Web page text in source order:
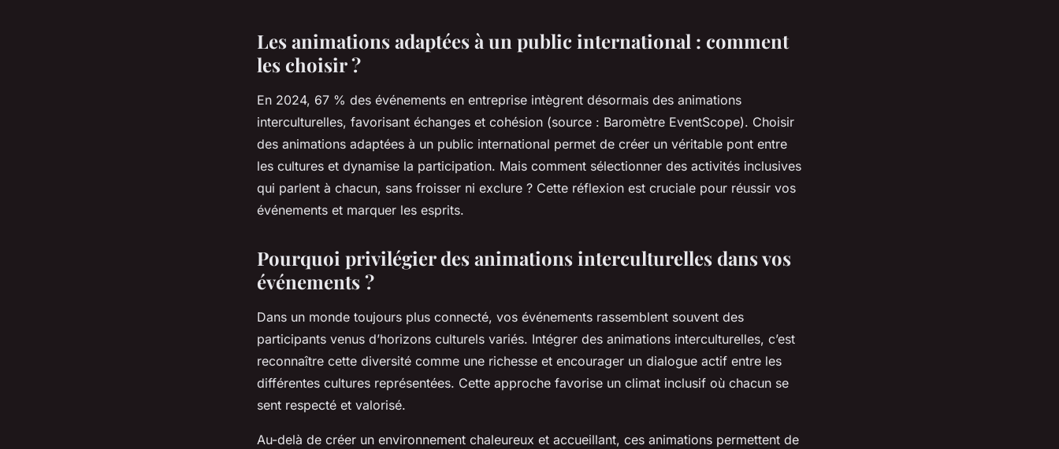
Les animations adaptées à un public international : comment
les choisir ?
En 2024, 67 % des événements en entreprise intègrent désormais des animations
interculturelles, favorisant échanges et cohésion (source : Baromètre EventScope). Choisir
des animations adaptées à un public international permet de créer un véritable pont entre
les cultures et dynamise la participation. Mais comment sélectionner des activités inclusives
qui parlent à chacun, sans froisser ni exclure ? Cette réflexion est cruciale pour réussir vos
événements et marquer les esprits.
Pourquoi privilégier des animations interculturelles dans vos
événements ?
Dans un monde toujours plus connecté, vos événements rassemblent souvent des
participants venus d’horizons culturels variés. Intégrer des animations interculturelles, c’est
reconnaître cette diversité comme une richesse et encourager un dialogue actif entre les
différentes cultures représentées. Cette approche favorise un climat inclusif où chacun se
sent respecté et valorisé.
Au-delà de créer un environnement chaleureux et accueillant, ces animations permettent de